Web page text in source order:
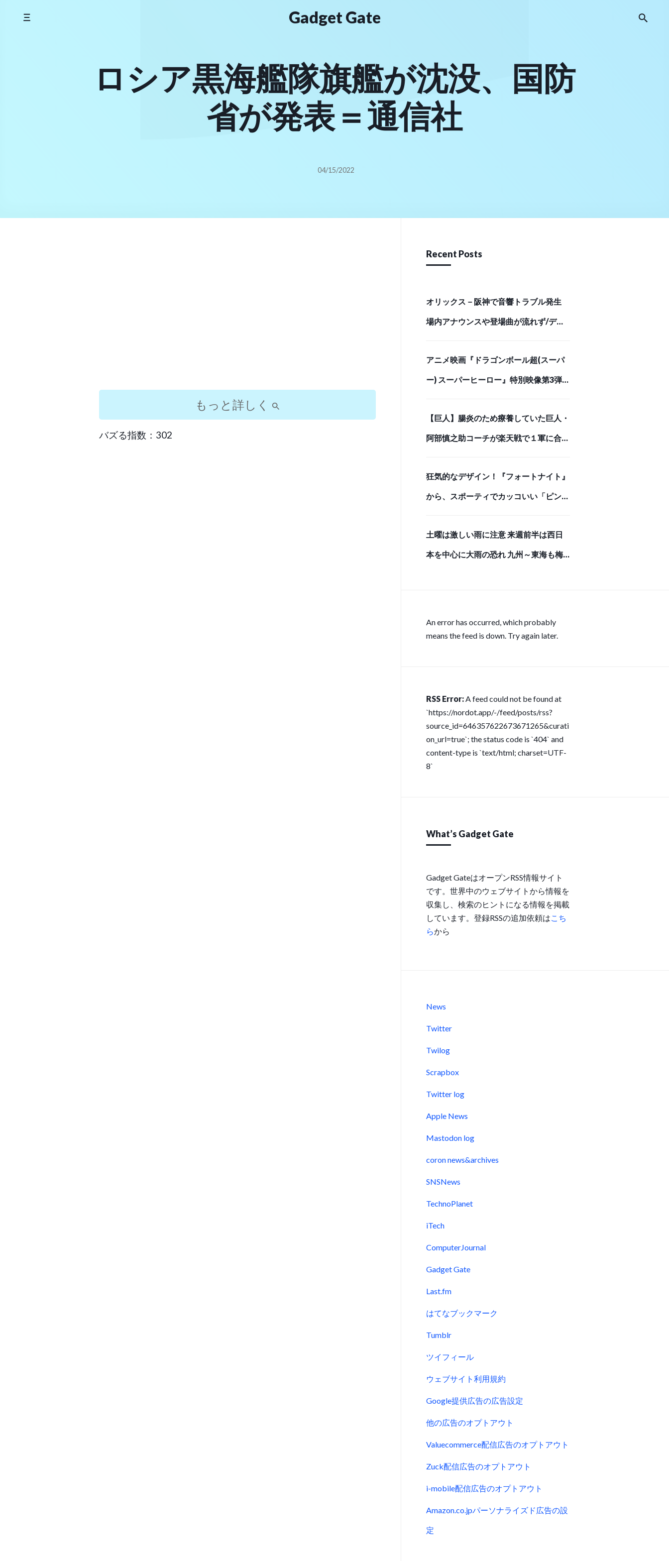
Gadget Gate
ロシア黒海艦隊旗艦が沈没、国防
省が発表＝通信社
04/15/2022
もっと詳しく
バズる指数：302
Recent Posts
オリックス－阪神で音響トラブル発生
場内アナウンスや登場曲が流れず/デイ
アニメ映画『ドラゴンボール超(スーパ
ー) スーパーヒーロー』特別映像第3弾
イムズ
【巨人】腸炎のため療養していた巨人・
阿部慎之助コーチが楽天戦で１軍に合流
狂気的なデザイン！『フォートナイト』
から、スポーティでカッコいい「ピンク
と、牛革で高級感あふれる長財布で存在
感のある強者になろう！
土曜は激しい雨に注意 来週前半は西日
本を中心に大雨の恐れ 九州～東海も梅
An error has occurred, which probably
means the feed is down. Try again later.
RSS Error:A feed could not be found at
`https://nordot.app/-/feed/posts/rss?
source_id=646357622673671265&curati
on_url=true`; the status code is `404` and
content-type is `text/html; charset=UTF-
8`
What’s Gadget Gate
Gadget GateはオープンRSS情報サイト
です。世界中のウェブサイトから情報を
収集し、検索のヒントになる情報を掲載
しています。登録RSSの追加依頼はこち
らから
News
Twitter
Twilog
Scrapbox
Twitter log
Apple News
Mastodon log
coron news&archives
SNSNews
TechnoPlanet
iTech
ComputerJournal
Gadget Gate
Last.fm
はてなブックマーク
Tumblr
ツイフィール
ウェブサイト利用規約
Google提供広告の広告設定
他の広告のオプトアウト
Valuecommerce配信広告のオプトアウト
Zuck配信広告のオプトアウト
i-mobile配信広告のオプトアウト
Amazon.co.jpパーソナライズド広告の設
定